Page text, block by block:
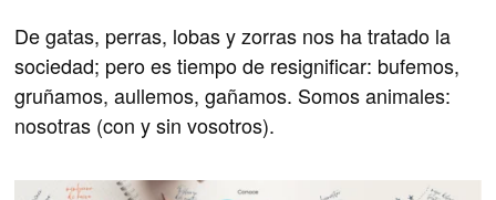
De gatas, perras, lobas y zorras nos ha tratado la
sociedad; pero es tiempo de resignificar: bufemos,
gruñamos, aullemos, gañamos. Somos animales:
nosotras (con y sin vosotros).